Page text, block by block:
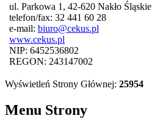
ul. Parkowa 1, 42-620 Nakło Śląskie
telefon/fax: 32 441 60 28
e-mail: biuro@cekus.pl
www.cekus.pl
NIP: 6452536802
REGON: 243147002
Wyświetleń Strony Głównej: 25954
Menu Strony